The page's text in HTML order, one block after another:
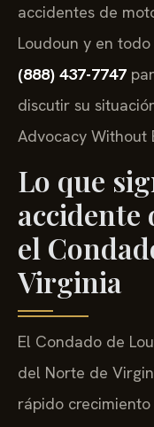
accidentes de
Loudoun y en
(888) 437-7747
discutir su
Advocacy Without
Lo que
accidente
el
Virginia
El Condado de
del Norte de
rápido